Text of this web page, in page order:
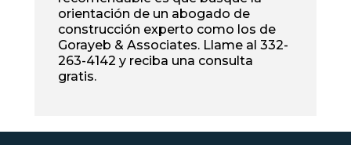
orientación de un abogado de
construcción experto como los de
Gorayeb & Associates. Llame al 332-
263-4142 y reciba una consulta
gratis.